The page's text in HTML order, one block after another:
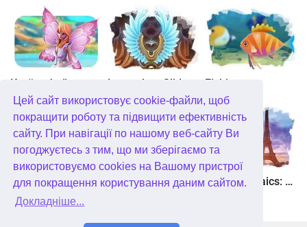
Цей сайт використовує cookie-файли, щоб
покращити роботу та підвищити ефективність
сайту. При навігації по нашому веб-сайту Ви
погоджуєтесь з тим, що ми зберігаємо та
використовуємо cookies на Вашому пристрої
для покращення користування даним сайтом.
Докладніше...
завдання – збирати зграйки із трьох (і більше) однакових риб,
щоб розвантажити річковий трафік. Пройдіть всі шістдесят
ігрових рівнів і ви поповните свій запас знань з географії
тропічних країн.
Країна фей Legendary Slide Fishjong
Квадріум Пас'янс Білосніжка. Зачароване королівство Travel Mosaics: A Paris Tour